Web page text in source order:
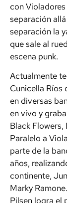
con
separación
separación la
que sale al
escena punk.
Actualmente
Cunicella Ríos
en diversas
en vivo y
Black Flowers,
Paralelo a
parte de la
años,
continente,
Marky Ramone.
Pilsen logra el